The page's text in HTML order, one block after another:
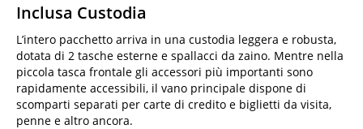
Inclusa Custodia
L’intero pacchetto arriva in una custodia leggera e robusta,
dotata di 2 tasche esterne e spallacci da zaino. Mentre nella
piccola tasca frontale gli accessori più importanti sono
rapidamente accessibili, il vano principale dispone di
scomparti separati per carte di credito e biglietti da visita,
penne e altro ancora.